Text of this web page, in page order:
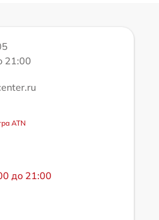
21:00
ATN
до 21:00